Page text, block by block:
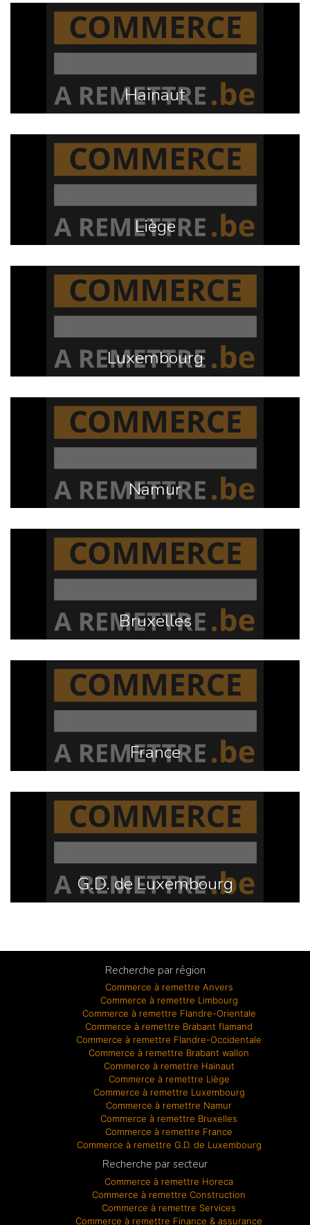
Hainaut
Liège
Luxembourg
Namur
Bruxelles
France
G.D. de Luxembourg
Recherche par région
Commerce à remettre Anvers
Commerce à remettre Limbourg
Commerce à remettre Flandre-Orientale
Commerce à remettre Brabant flamand
Commerce à remettre Flandre-Occidentale
Commerce à remettre Brabant wallon
Commerce à remettre Hainaut
Commerce à remettre Liège
Commerce à remettre Luxembourg
Commerce à remettre Namur
Commerce à remettre Bruxelles
Commerce à remettre France
Commerce à remettre G.D. de Luxembourg
Recherche par secteur
Commerce à remettre Horeca
Commerce à remettre Construction
Commerce à remettre Services
Commerce à remettre Finance & assurance